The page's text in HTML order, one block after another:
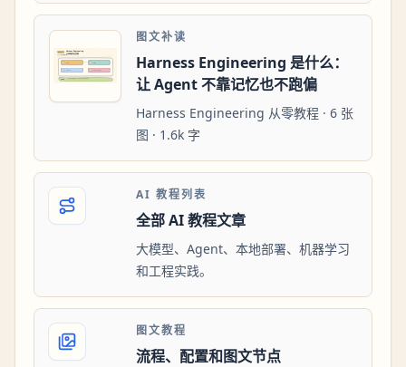
图文补读
Harness Engineering 是什么：
让 Agent 不靠记忆也不跑偏
Harness Engineering 从零教程 · 6 张
图 · 1.6k 字
AI 教程列表
全部 AI 教程文章
大模型、Agent、本地部署、机器学习
和工程实践。
图文教程
流程、配置和图文节点